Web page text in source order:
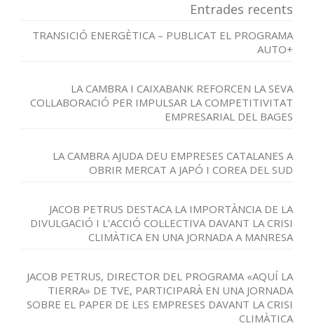
Entrades recents
TRANSICIÓ ENERGÈTICA – PUBLICAT EL PROGRAMA
AUTO+
LA CAMBRA I CAIXABANK REFORCEN LA SEVA
COL·LABORACIÓ PER IMPULSAR LA COMPETITIVITAT
EMPRESARIAL DEL BAGES
LA CAMBRA AJUDA DEU EMPRESES CATALANES A
OBRIR MERCAT A JAPÓ I COREA DEL SUD
JACOB PETRUS DESTACA LA IMPORTÀNCIA DE LA
DIVULGACIÓ I L’ACCIÓ COL·LECTIVA DAVANT LA CRISI
CLIMÀTICA EN UNA JORNADA A MANRESA
JACOB PETRUS, DIRECTOR DEL PROGRAMA «AQUÍ LA
TIERRA» DE TVE, PARTICIPARÀ EN UNA JORNADA
SOBRE EL PAPER DE LES EMPRESES DAVANT LA CRISI
CLIMÀTICA